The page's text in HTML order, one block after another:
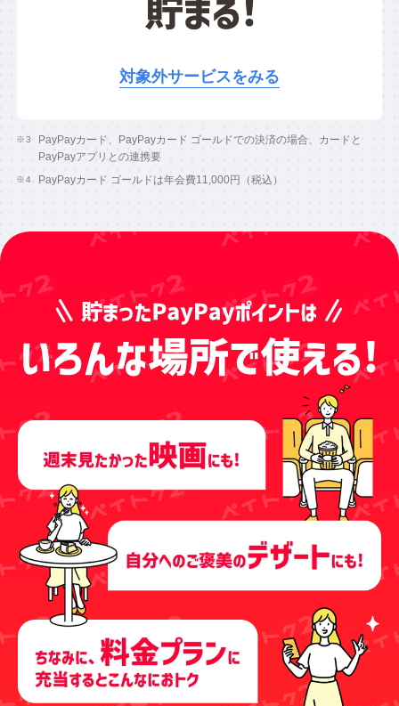
対象外サービスをみる
PayPayカード、PayPayカード ゴールドでの決済の場合、カードと
PayPayアプリとの連携要
PayPayカード ゴールドは年会費11,000円（税込）